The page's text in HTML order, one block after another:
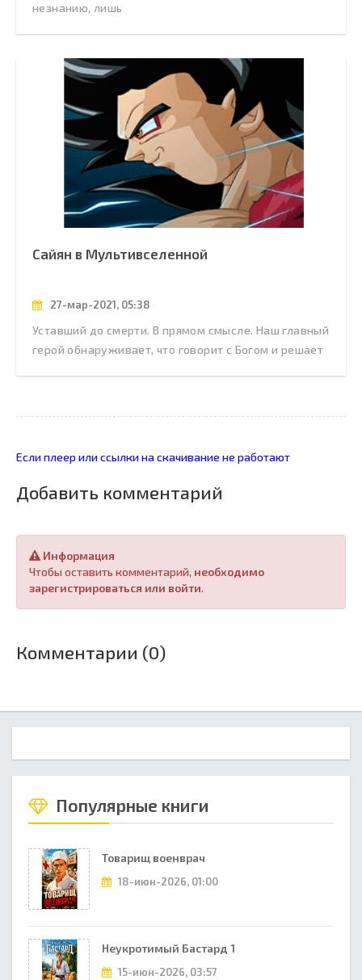
незнанию, лишь
Сайян в Мультивселенной
27-мар-2021, 05:38
Уставший до смерти. В прямом смысле. Наш главный
герой обнаруживает, что говорит с Богом и решает
Если плеер или ссылки на скачивание не работают
Добавить комментарий
Информация
Чтобы оставить комментарий, необходимо
зарегистрироваться или войти.
Комментарии (0)
Популярные книги
Товарищ военврач
18-июн-2026, 01:00
Неукротимый Бастард 1
15-июн-2026, 03:57